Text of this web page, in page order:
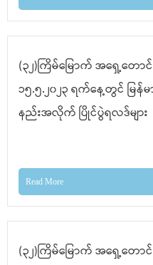
(၃၂)ကြိမ်မြောက် အရှေ့တော
၁၅.၅.၂၀၂၃ ရက်နေ့တွင် မြန်
နည်းအလိုက် ပြိုင်ပွဲရလဒ်များ
Read More
(၃၂)ကြိမ်မြောက် အရှေ့တော